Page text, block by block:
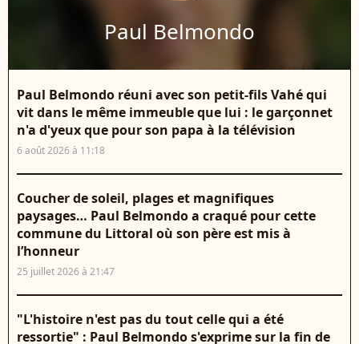
Paul Belmondo
Paul Belmondo réuni avec son petit-fils Vahé qui
vit dans le même immeuble que lui : le garçonnet
n'a d'yeux que pour son papa à la télévision
6 août 2026 à 11:18
Coucher de soleil, plages et magnifiques
paysages… Paul Belmondo a craqué pour cette
commune du Littoral où son père est mis à
l’honneur
25 juillet 2026 à 21:47
"L'histoire n'est pas du tout celle qui a été
ressortie" : Paul Belmondo s'exprime sur la fin de